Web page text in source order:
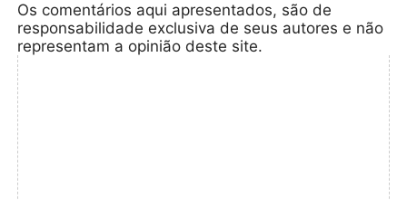
Os comentários aqui apresentados, são de
responsabilidade exclusiva de seus autores e não
representam a opinião deste site.